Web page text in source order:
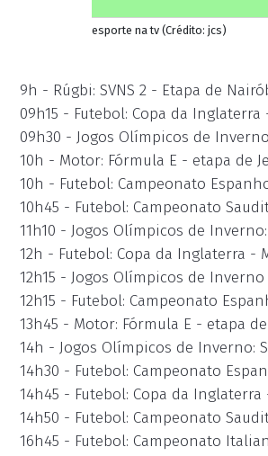
esporte na tv (Crédito: jcs)
9h - Rúgbi: SVNS 2 - Etapa de
09h15 - Futebol: Copa da
09h30 - Jogos Olímpicos de
10h - Motor: Fórmula E - etapa de
10h - Futebol: Campeonato
10h45 - Futebol: Campeonato
11h10 - Jogos Olímpicos de
12h - Futebol: Copa da Inglaterra -
12h15 - Jogos Olímpicos de
12h15 - Futebol: Campeonato
13h45 - Motor: Fórmula E - etapa
14h - Jogos Olímpicos de Inverno:
14h30 - Futebol: Campeonato
14h45 - Futebol: Copa da Inglaterra
14h50 - Futebol: Campeonato
16h45 - Futebol: Campeonato